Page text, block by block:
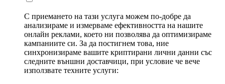
С приемането на тази услуга можем по-добре да
анализираме и измерваме ефективността на нашите
онлайн реклами, което ни позволява да оптимизираме
кампаниите си. За да постигнем това, ние
синхронизираме вашите криптирани лични данни със
следните външни доставчици, при условие че вече
използвате техните услуги: